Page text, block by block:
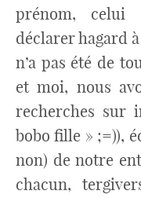
prénom, celui
déclarer hagard
n’a pas été de
et moi, nous
recherches sur
bobo fille » ;=)),
non) de notre
chacun,